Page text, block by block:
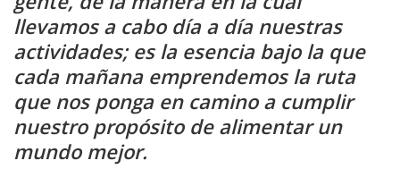
llevamos a cabo día a día nuestras
actividades; es la esencia bajo la que
cada mañana emprendemos la ruta
que nos ponga en camino a cumplir
nuestro propósito de alimentar un
mundo mejor.